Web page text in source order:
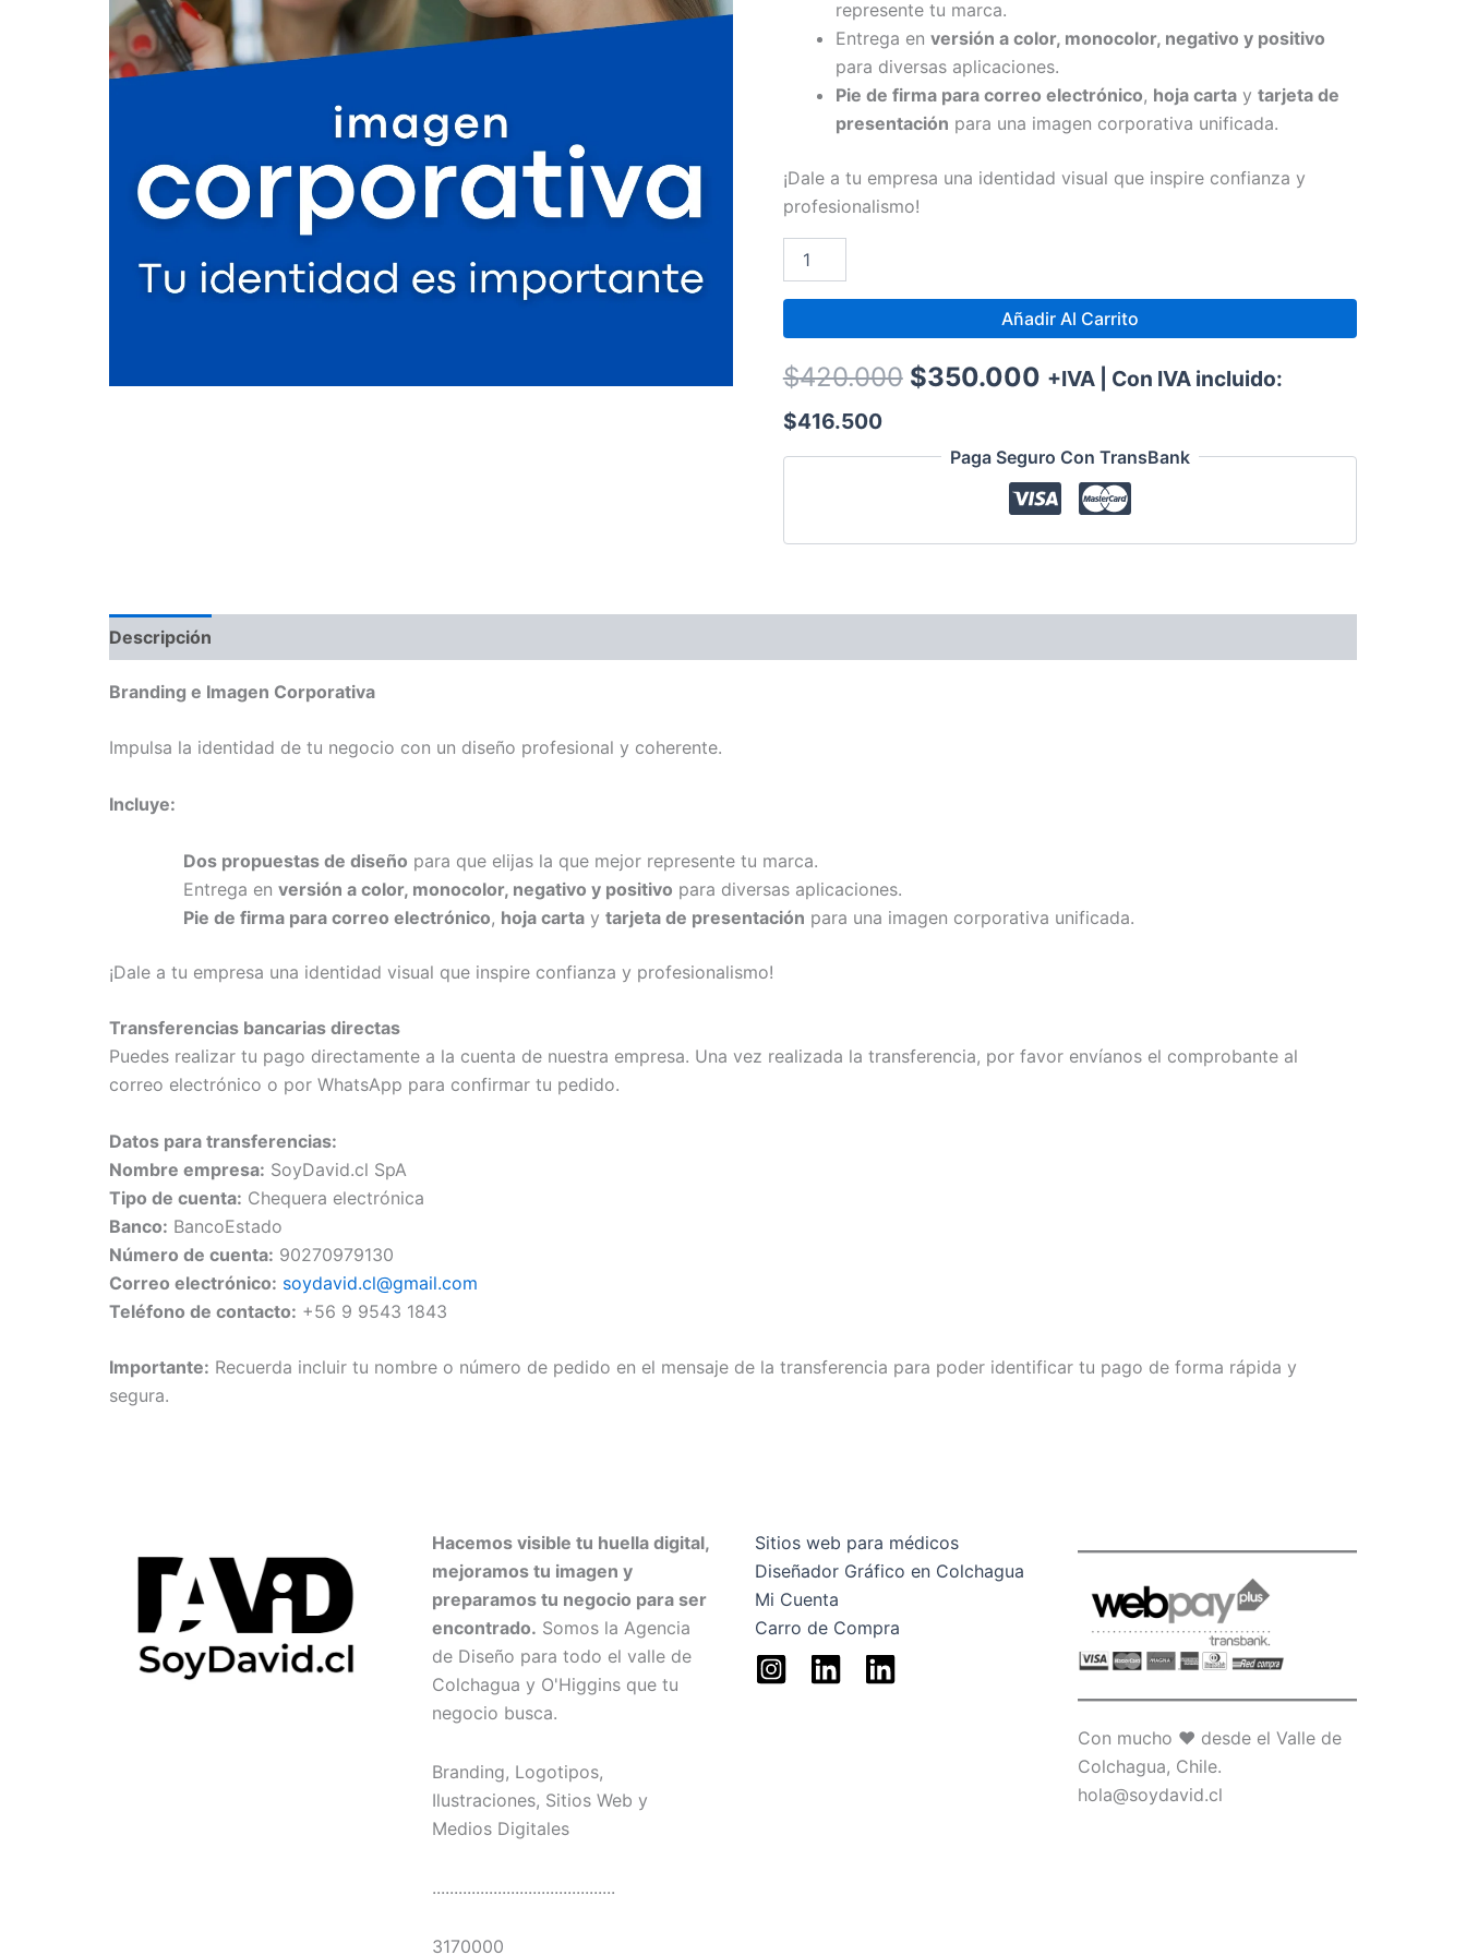
represente tu marca.
Entrega en versión a color, monocolor, negativo y positivo
para diversas aplicaciones.
Pie de firma para correo electrónico, hoja cartay tarjeta de
presentación para una imagen corporativa unificada.
¡Dale a tu empresa una identidad visual que inspire confianza y
profesionalismo!
Añadir Al Carrito
$420.000 $350.000 +IVA | Con IVA incluido:
$416.500
Paga Seguro Con TransBank
Descripción
Branding e Imagen Corporativa
Impulsa la identidad de tu negocio con un diseño profesional y coherente.
Incluye:
Dos propuestas de diseño para que elijas la que mejor represente tu marca.
Entrega en versión a color, monocolor, negativo y positivo para diversas aplicaciones.
Pie de firma para correo electrónico, hoja carta y tarjeta de presentación para una imagen corporativa unificada.
¡Dale a tu empresa una identidad visual que inspire confianza y profesionalismo!
Transferencias bancarias directas
Puedes realizar tu pago directamente a la cuenta de nuestra empresa. Una vez realizada la transferencia, por favor envíanos el comprobante al
correo electrónico o por WhatsApp para confirmar tu pedido.
Datos para transferencias:
Nombre empresa: SoyDavid.cl SpA
Tipo de cuenta: Chequera electrónica
Banco: BancoEstado
Número de cuenta: 90270979130
Correo electrónico: soydavid.cl@gmail.com
Teléfono de contacto: +56 9 9543 1843
Importante: Recuerda incluir tu nombre o número de pedido en el mensaje de la transferencia para poder identificar tu pago de forma rápida y
segura.
Hacemos visible tu huella digital,
mejoramos tu imagen y
preparamos tu negocio para ser
encontrado. Somos la Agencia
de Diseño para todo el valle de
Colchagua y O'Higgins que tu
negocio busca.
Branding, Logotipos,
Ilustraciones, Sitios Web y
Medios Digitales
..........................................
3170000
Sitios web para médicos
Diseñador Gráfico en Colchagua
Mi Cuenta
Carro de Compra
Con mucho ♥ desde el Valle de
Colchagua, Chile.
hola@soydavid.cl